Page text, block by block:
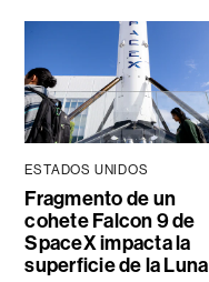
ESTADOS UNIDOS
Fragmento de un
cohete Falcon 9 de
SpaceX impacta la
superficie de la Luna